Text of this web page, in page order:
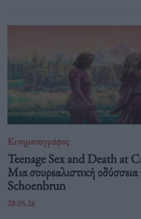
Κινηματογράφος
Teenage Sex and Death at
Μια σουρεαλιστική
Schoenbrun
28.05.26